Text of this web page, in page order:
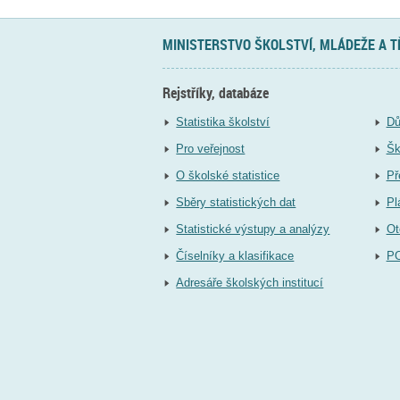
MINISTERSTVO ŠKOLSTVÍ, MLÁDEŽE A
Rejstříky, databáze
Statistika školství
Pro veřejnost
O školské statistice
Sběry statistických dat
Statistické výstupy a analýzy
Číselníky a klasifikace
Adresáře školských institucí